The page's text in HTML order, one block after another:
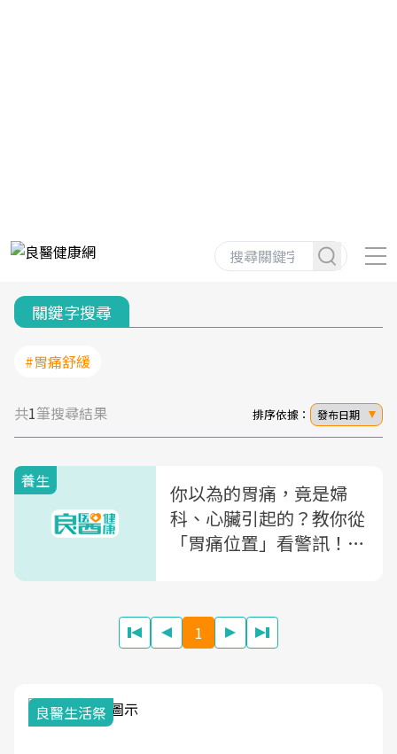
關鍵字搜尋
#胃痛舒緩
共1筆搜尋結果 排序依據： 發布日期
養生
你以為的胃痛，竟是婦
科、心臟引起的？教你從
「胃痛位置」看警訊！5
1
良醫生活祭